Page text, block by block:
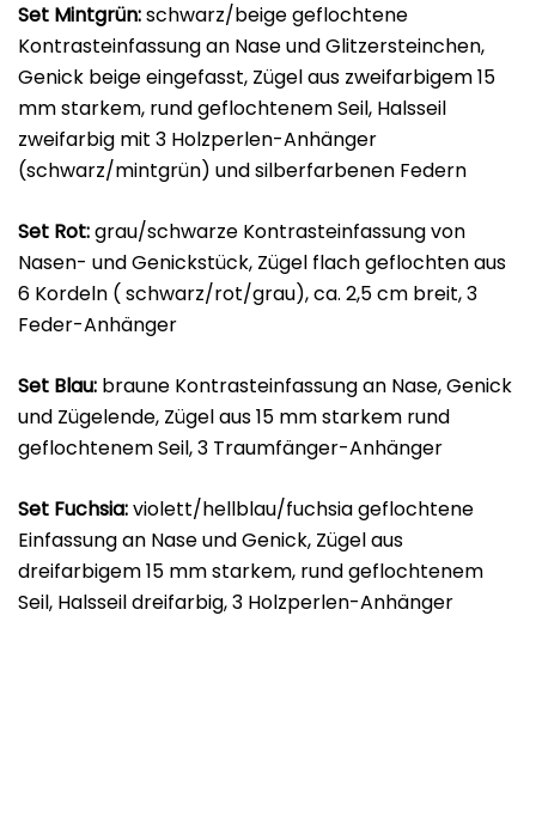
Set Mintgrün:schwarz/beige geflochtene
Kontrasteinfassung an Nase und Glitzersteinchen,
Genick beige eingefasst, Zügel aus zweifarbigem 15
mm starkem, rund geflochtenem Seil, Halsseil
zweifarbig mit 3 Holzperlen-Anhänger
(schwarz/mintgrün) und silberfarbenen Federn
Set Rot:grau/schwarze Kontrasteinfassung von
Nasen- und Genickstück, Zügel flach geflochten aus
6 Kordeln ( schwarz/rot/grau), ca. 2,5 cm breit, 3
Feder-Anhänger
Set Blau: braune Kontrasteinfassung an Nase, Genick
und Zügelende, Zügel aus 15 mm starkem rund
geflochtenem Seil, 3 Traumfänger-Anhänger
Set Fuchsia:violett/hellblau/fuchsia geflochtene
Einfassung an Nase und Genick, Zügel aus
dreifarbigem 15 mm starkem, rund geflochtenem
Seil, Halsseil dreifarbig, 3 Holzperlen-Anhänger